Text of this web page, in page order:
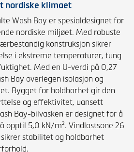
nordiske klimaet
Wash Bay er spesialdesignet for
nordiske miljøet. Med robuste
konstruksjon sikrer
i ekstreme temperaturer, tung
Med en U-verdi på 0,27
Bay overlegen isolasjon og
Bygget for holdbarhet gir den
og effektivitet, uansett
Bay-bilvasken er designet for å
opptil 5,0 kN/m². Vindlastsone 26
stabilitet og holdbarhet